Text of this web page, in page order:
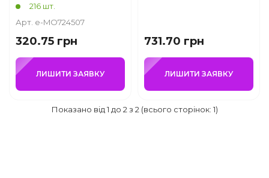
216 шт.
Арт. e-MO724507
320.75 грн
ЛИШИТИ ЗАЯВКУ
731.70 грн
ЛИШИТИ ЗАЯВКУ
Показано від 1 до 2 з 2 (всього сторінок: 1)